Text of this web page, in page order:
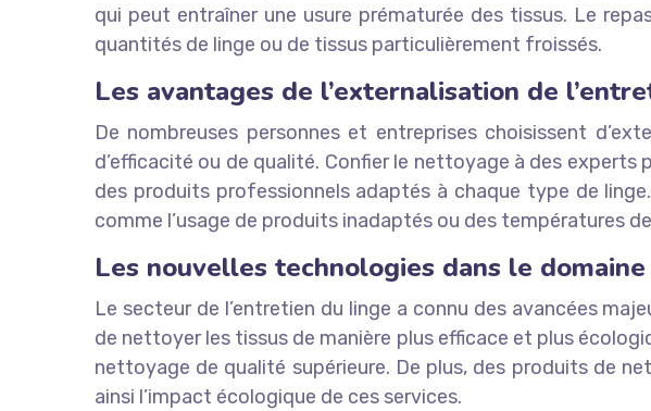
qui peut entraîner une usure prématurée des tissus. Le
quantités de linge ou de tissus particulièrement froissés.
Les avantages de l’externalisation de
De nombreuses personnes et entreprises choisissent
d’efficacité ou de qualité. Confier le nettoyage à des
des produits professionnels adaptés à chaque type de
comme l’usage de produits inadaptés ou des températures
Les nouvelles technologies dans le
Le secteur de l’entretien du linge a connu des avancées
de nettoyer les tissus de manière plus efficace et plus
nettoyage de qualité supérieure. De plus, des produits de
ainsi l’impact écologique de ces services.